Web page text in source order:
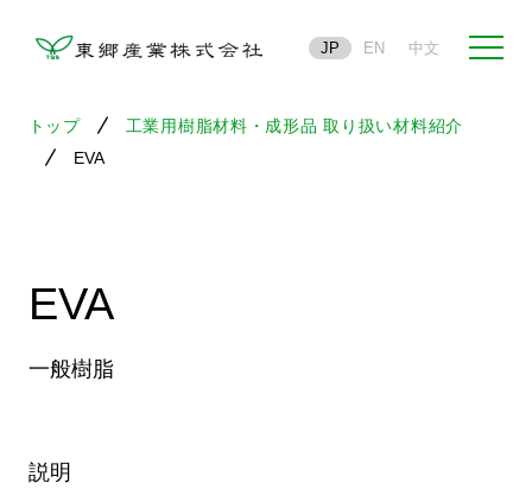
JP EN 中文
トップ
工業用樹脂材料・成形品 取り扱い材料紹介
EVA
EVA
一般樹脂
説明